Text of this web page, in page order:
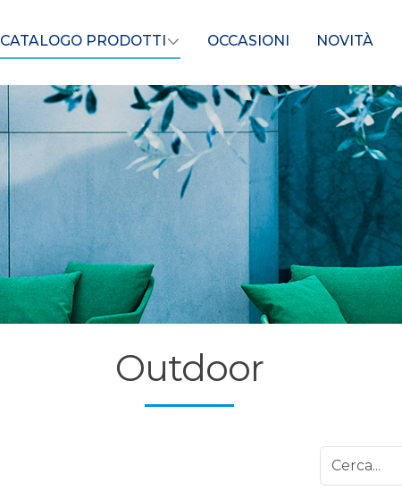
CATALOGO PRODOTTI OCCASIONI NOVITÀ
Outdoor